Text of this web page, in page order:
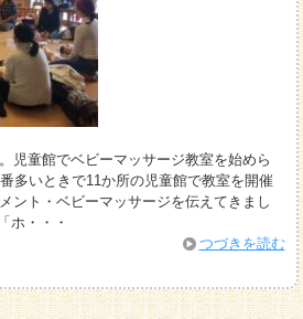
児童館でベビーマッサージ教室を始めら
多いときで11か所の児童館で教室を開催
ント・ベビーマッサージを伝えてきまし
ホ・・・
つづきを読む